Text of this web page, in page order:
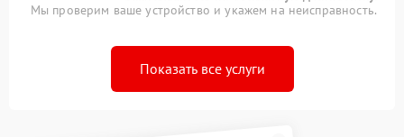
Мы проверим ваше устройство и укажем на неисправность.
Показать все услуги